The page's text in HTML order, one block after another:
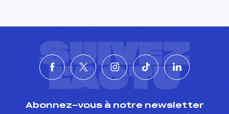
SUIVEZ
L'ACTU
Abonnez-vous à notre newsletter